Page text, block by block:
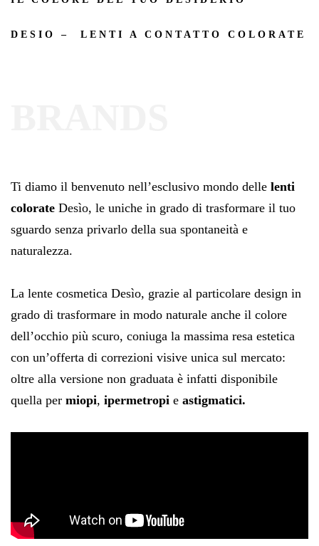
DESIO – LENTI A CONTATTO COLORATE
Ti diamo il benvenuto nell’esclusivo mondo delle lenti
colorate Desìo, le uniche in grado di trasformare il tuo
sguardo senza privarlo della sua spontaneità e
naturalezza.
La lente cosmetica Desìo, grazie al particolare design in
grado di trasformare in modo naturale anche il colore
dell’occhio più scuro, coniuga la massima resa estetica
con un’offerta di correzioni visive unica sul mercato:
oltre alla versione non graduata è infatti disponibile
quella per miopi, ipermetropi e astigmatici.